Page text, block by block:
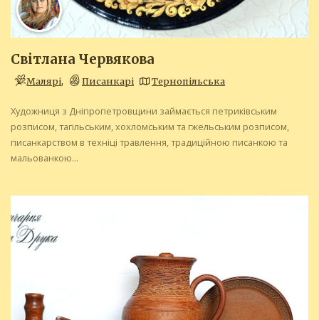
Світлана Червякова
Малярі, Писанкарі Тернопільська
Художниця з Дніпропетровщини займається петриківським
розписом, тагільським, хохломським та гжельським розписом,
писанкарством в техніці травлення, традиційною писанкою та
мальованкою...